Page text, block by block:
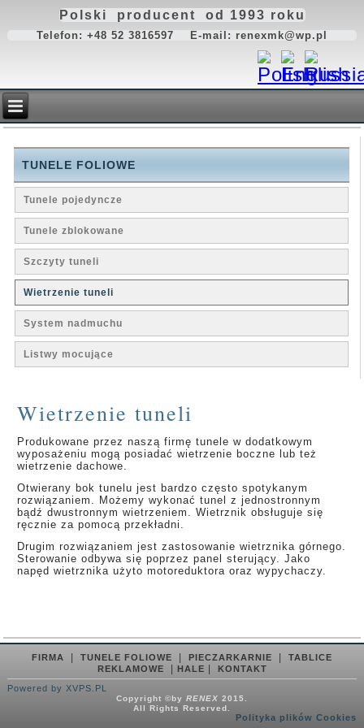
Polski producent od 1993 roku
Telefon: +48 52 3816597 E-mail: renexmk@wp.pl
TUNELE FOLIOWE
Tunele pojedyncze
Tunele zblokowane
Szczyty tuneli
Wietrzenie tuneli
System nadmuchu
Listwy mocujące
Wietrzenie tuneli
Produkowane przez naszą firmę tunele w dodatkowym
wyposażeniu mogą posiadać wietrzenie boczne lub też
wietrzenie dachowe.
Otwierany bok tunelu jest bardzo często spotykanym
rozwiązaniem. Możemy wykonać tunel z jednostronnym
bądź dwustronnym wietrzeniem. Wietrznik obsługuje się
ręcznie za pomocą przekładni.
Drugim rozwiązaniem jest zastosowanie wietrznika górnego.
Sterowanie odbywa się poprzez panel sterujący. Jako
napęd wietrznika użyto motoreduktora oraz wypychaczy.
FIRMA | TUNELE FOLIOWE | PIECZARKARNIE | TABLICE
REKLAMOWE
| HALE |
KONTAKT
Powered by XVPS.PL
Copyright ©by RENEX 2015.
All Rights Reserved.
Polityka plików Cookies